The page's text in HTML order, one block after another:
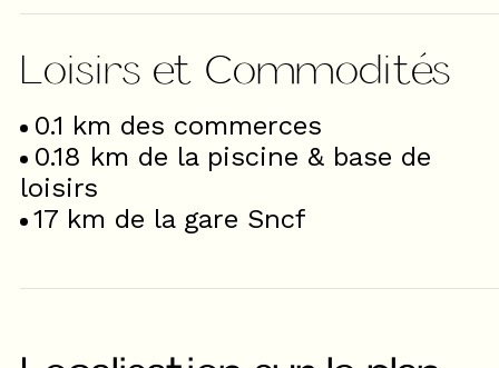
Loisirs et Commodités
0.1 km des commerces
0.18 km de la piscine & base de
loisirs
17 km de la gare Sncf